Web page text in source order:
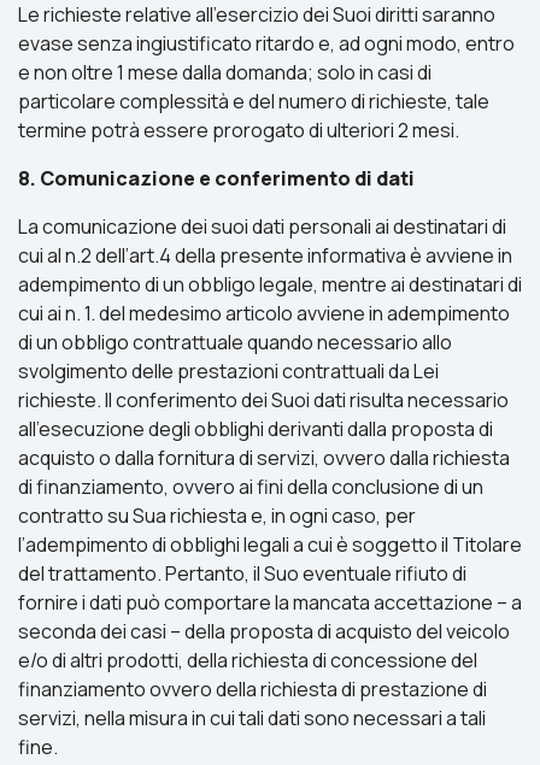
Le richieste relative all’esercizio dei Suoi diritti saranno
evase senza ingiustificato ritardo e, ad ogni modo, entro
e non oltre 1 mese dalla domanda; solo in casi di
particolare complessità e del numero di richieste, tale
termine potrà essere prorogato di ulteriori 2 mesi.
8. Comunicazione e conferimento di dati
La comunicazione dei suoi dati personali ai destinatari di
cui al n.2 dell’art.4 della presente informativa è avviene in
adempimento di un obbligo legale, mentre ai destinatari di
cui ai n. 1. del medesimo articolo avviene in adempimento
di un obbligo contrattuale quando necessario allo
svolgimento delle prestazioni contrattuali da Lei
richieste. Il conferimento dei Suoi dati risulta necessario
all’esecuzione degli obblighi derivanti dalla proposta di
acquisto o dalla fornitura di servizi, ovvero dalla richiesta
di finanziamento, ovvero ai fini della conclusione di un
contratto su Sua richiesta e, in ogni caso, per
l’adempimento di obblighi legali a cui è soggetto il Titolare
del trattamento. Pertanto, il Suo eventuale rifiuto di
fornire i dati può comportare la mancata accettazione – a
seconda dei casi – della proposta di acquisto del veicolo
e/o di altri prodotti, della richiesta di concessione del
finanziamento ovvero della richiesta di prestazione di
servizi, nella misura in cui tali dati sono necessari a tali
fine.